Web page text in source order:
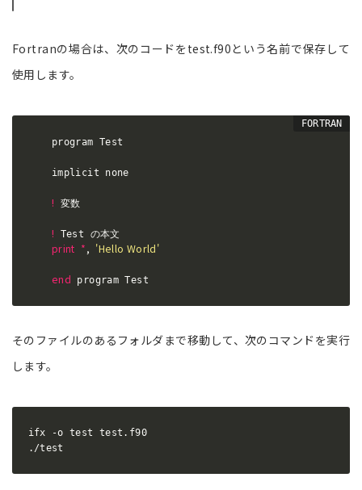
Fortranの場合は、次のコードをtest.f90という名前で保存して
使用します。
    program Test
    implicit none
! 変数
! Test の本文
print *, 'Hello World'
end program Test
そのファイルのあるフォルダまで移動して、次のコマンドを実行
します。
ifx -o test test.f90
./test